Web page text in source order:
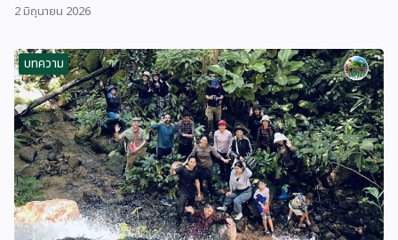
2 มิถุนายน 2026
บทความ